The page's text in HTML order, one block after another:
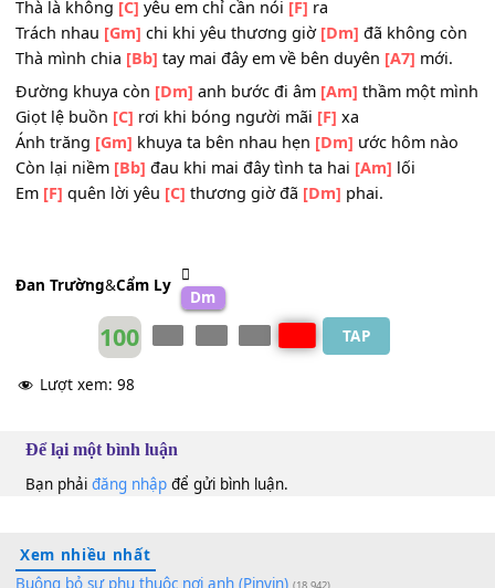
ĐK:
Vì sao người[Dm]ơi dối gian nhau[Am]để làm gì
Thà là không[C] yêu em chỉ cần nói [F]ra
Trách nhau[Gm]chi khi yêu thương giờ[Dm]
Thà mình chia[Bb]tay mai đây em về bên duyên [A7]
Đường khuya còn[Dm]anh bước đi âm [Am] thầm một
Giọt lệ buồn[C]rơi khi bóng người mãi[F]xa
đau khi mai đây tình ta hai
Em [F]quên lời yêu[C]thương giờ đã
Đan Trường &Cẩm Ly
100
Để lại một bình luận